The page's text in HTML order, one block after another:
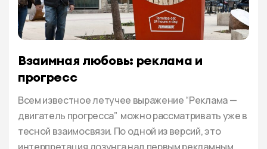
Взаимная любовь: реклама и
прогресс
Всем известное летучее выражение “Реклама —
двигатель прогресса” можно рассматривать уже в
тесной взаимосвязи. По одной из версий, это